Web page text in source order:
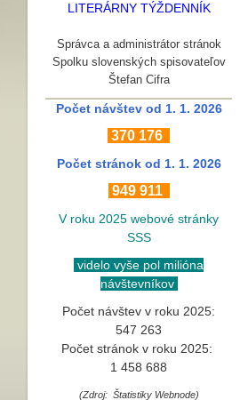
LITERÁRNY TÝŽDENNÍK
Správca a administrátor stránok
Spolku slovenských spisovateľov
Štefan Cifra
Počet návštev od 1. 1. 2026
370 176
Počet stránok od 1. 1. 2026
949 911
V roku 2025 webové stránky
SSS
videlo vyše pol milióna
návštevníkov
Počet návštev v roku 2025:
547 263
Počet stránok v roku 2025:
1 458 688
(Zdroj: Štatistiky Webnode)